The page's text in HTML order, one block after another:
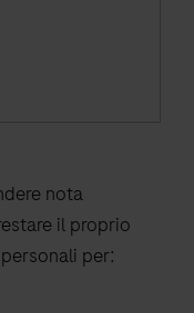
nota
il proprio
per: